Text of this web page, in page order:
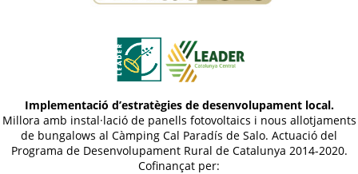
Implementació d’estratègies de desenvolupament local.
Millora amb instal·lació de panells fotovoltaics i nous allotjaments
de bungalows al Càmping Cal Paradís de Salo. Actuació del
Programa de Desenvolupament Rural de Catalunya 2014-2020.
Cofinançat per: